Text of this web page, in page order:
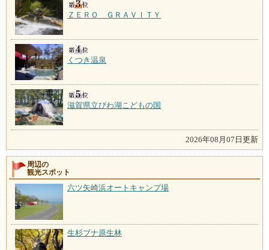
ＺＥＲＯ ＧＲＡＶＩＴＹ
くつき温泉
滋賀県立びわ湖こどもの国
2026年08月07日更新
周辺の
観光スポット
六ツ矢崎浜オートキャンプ場
生杉ブナ原生林